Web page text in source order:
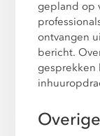
gepland op
ontvangen
bericht.
gesprekken